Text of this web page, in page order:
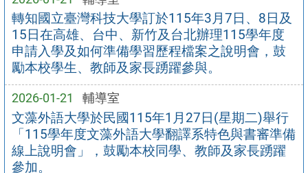
轉知國立臺灣科技大學訂於115年3月7日、8日及
15日在高雄、台中、新竹及台北辦理115學年度
申請入學及如何準備學習歷程檔案之說明會，鼓
勵本校學生、教師及家長踴躍參與。
2026-01-21 輔導室
文藻外語大學於民國115年1月27日(星期二)舉行
「115學年度文藻外語大學翻譯系特色與書審準備
線上說明會」，鼓勵本校同學、教師及家長踴躍
參加。